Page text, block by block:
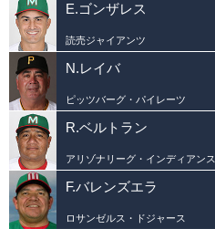
E.ゴンザレス
読売ジャイアンツ
N.レイバ
ピッツバーグ・パイレーツ
R.ベルトラン
アリゾナリーグ・インディアンス
F.バレンズエラ
ロサンゼルス・ドジャース